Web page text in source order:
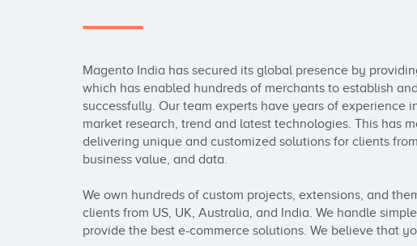
Magento India has secured its global presence by
which has enabled hundreds of merchants to establish
successfully. Our team experts have years of experience
market research, trend and latest technologies. This has
delivering unique and customized solutions for clients
business value, and data.
We own hundreds of custom projects, extensions, and
clients from US, UK, Australia, and India. We handle
provide the best e-commerce solutions. We believe that